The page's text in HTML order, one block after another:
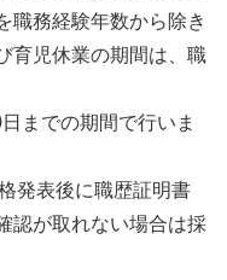
職務経験年数から除き
育児休業の期間は、職
までの期間で行いま
発表後に職歴証明書
認が取れない場合は採